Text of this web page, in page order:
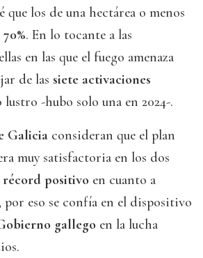
que los de una hectárea o menos
70%. En lo tocante a las
en las que el fuego amenaza
de las siete activaciones
-hubo solo una en 2024-.
Galicia consideran que el plan
muy satisfactoria en los dos
récord positivo en cuanto a
por eso se confía en el dispositivo
gallego en la lucha